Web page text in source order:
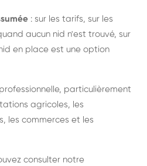
: sur les tarifs, sur les
aucun nid n'est trouvé, sur
en place est une option
professionnelle, particulièrement
agricoles, les
les commerces et les
consulter notre